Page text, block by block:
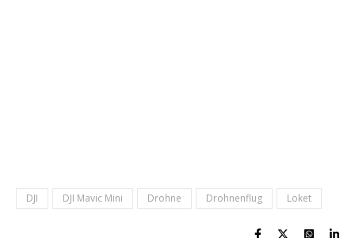
DJI DJI Mavic Mini Drohne Drohnenflug Loket